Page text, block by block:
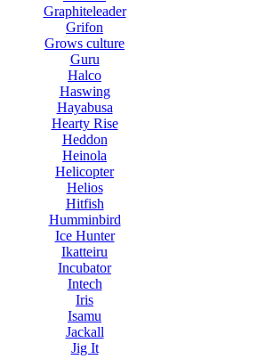
Graphiteleader
Grifon
Grows culture
Guru
Halco
Haswing
Hayabusa
Hearty Rise
Heddon
Heinola
Helicopter
Helios
Hitfish
Humminbird
Ice Hunter
Ikatteiru
Incubator
Intech
Iris
Isamu
Jackall
Jig It